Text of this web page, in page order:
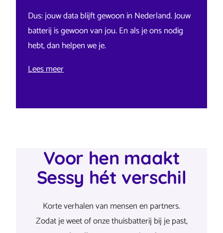
Dus: jouw data blijft gewoon in Nederland. Jouw
batterij is gewoon van jou. En als je ons nodig
hebt, dan helpen we je.
Lees meer
Voor hen maakt
Sessy hét verschil
Korte verhalen van mensen en partners.
Zodat je weet of onze thuisbatterij bij je past,